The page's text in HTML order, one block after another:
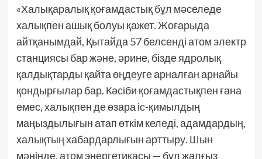
«Халықаралық қоғамдастық бұл мәселеде
халықпен ашық болуы қажет. Жоғарыда
айтқанымдай, Қытайда 57 белсенді атом электр
станциясы бар және, әрине, бізде ядролық
қалдықтарды қайта өңдеуге арналған арнайы
қондырғылар бар. Кәсіби қоғамдастықпен ғана
емес, халықпен де өзара іс-қимылдың
маңыздылығын атап өткім келеді, адамдардың,
халықтың хабардарлығын арттыру. Шын
мәнінде, атом энергетикасы — бұл жалғыз